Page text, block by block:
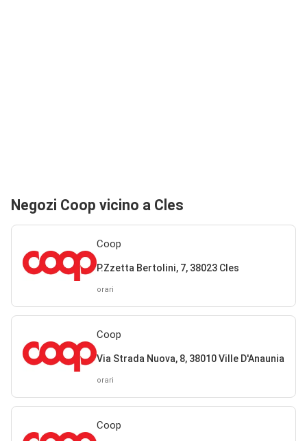
Negozi Coop vicino a Cles
Coop
P.Zzetta Bertolini, 7, 38023 Cles
orari
Coop
Via Strada Nuova, 8, 38010 Ville D'Anaunia
orari
Coop